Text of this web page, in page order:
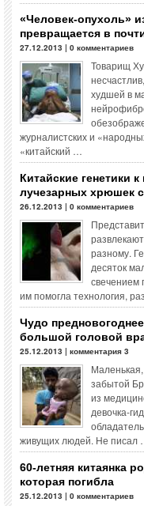
«Человек-опухоль»
превращается в
27.12.2013 | 0 комментариев
Товарищ
худшей в
журналистских и
«китайский …
Китайские генетики
лучезарных хрюшек
26.12.2013 | 0 комментариев
разному.
десяток
свечением
им помогла технология,
Чудо
большой головой
25.12.2013 | комментария 3
забытой
из
девочка-
живущих людей. Не писал
60-летняя китаянка
которая погибла
25.12.2013 | 0 комментариев